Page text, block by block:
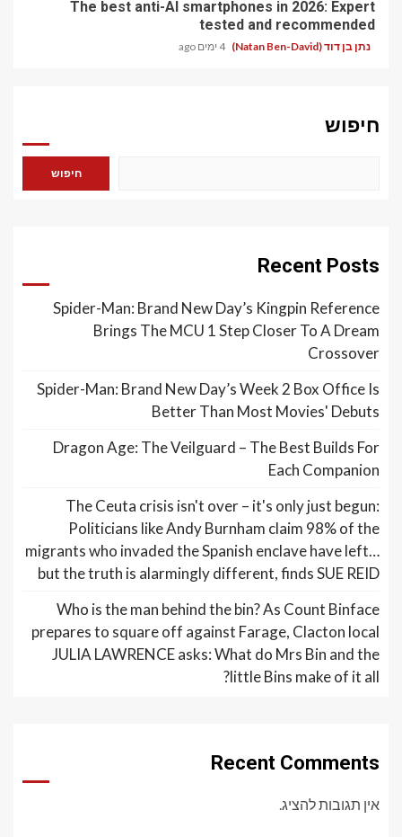
The best anti-AI smartphones in 2026: Expert
tested and recommended
נתן בן דוד (Natan Ben-David) 4 ימים ago
חיפוש
חיפוש
Recent Posts
Spider-Man: Brand New Day’s Kingpin Reference
Brings The MCU 1 Step Closer To A Dream
Crossover
Spider-Man: Brand New Day’s Week 2 Box Office Is
Better Than Most Movies' Debuts
Dragon Age: The Veilguard – The Best Builds For
Each Companion
The Ceuta crisis isn't over – it's only just begun:
Politicians like Andy Burnham claim 98% of the
migrants who invaded the Spanish enclave have left…
but the truth is alarmingly different, finds SUE REID
Who is the man behind the bin? As Count Binface
prepares to square off against Farage, Clacton local
JULIA LAWRENCE asks: What do Mrs Bin and the
little Bins make of it all?
Recent Comments
אין תגובות להציג.